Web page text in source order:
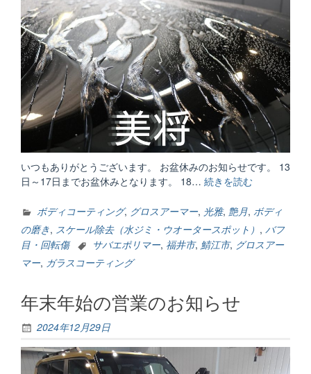
いつもありがとうございます。 お盆休みのお知らせです。 13
日～17日までお盆休みとなります。 18… 続きを読む
休
み
＆
コ
加
ボディコーティング, グロスアーマー, 光雅, 艶月, ボディ
の磨き, スケール除去（水ジミ・ウオータースポット） , バフ
目・回転傷
サバエポリマー, 福井市, 鯖江市, グロスアー
マー, ガラスコーティング
年末年始の営業のお知らせ
2024年12月29日